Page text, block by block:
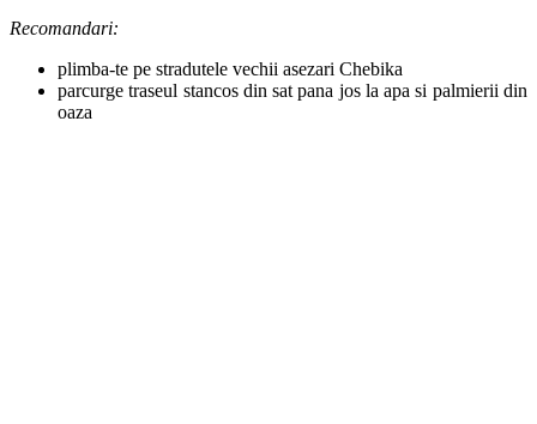
Recomandari:
plimba-te pe stradutele vechii asezari Chebika
parcurge traseul stancos din sat pana jos la apa si palmierii din
oaza